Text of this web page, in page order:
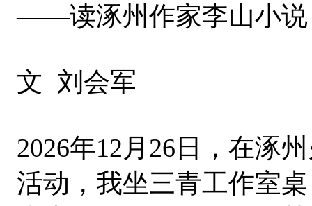
——读涿州作家李山小说
文 刘会军
2026年12月26日，在涿
活动，我坐三青工作室